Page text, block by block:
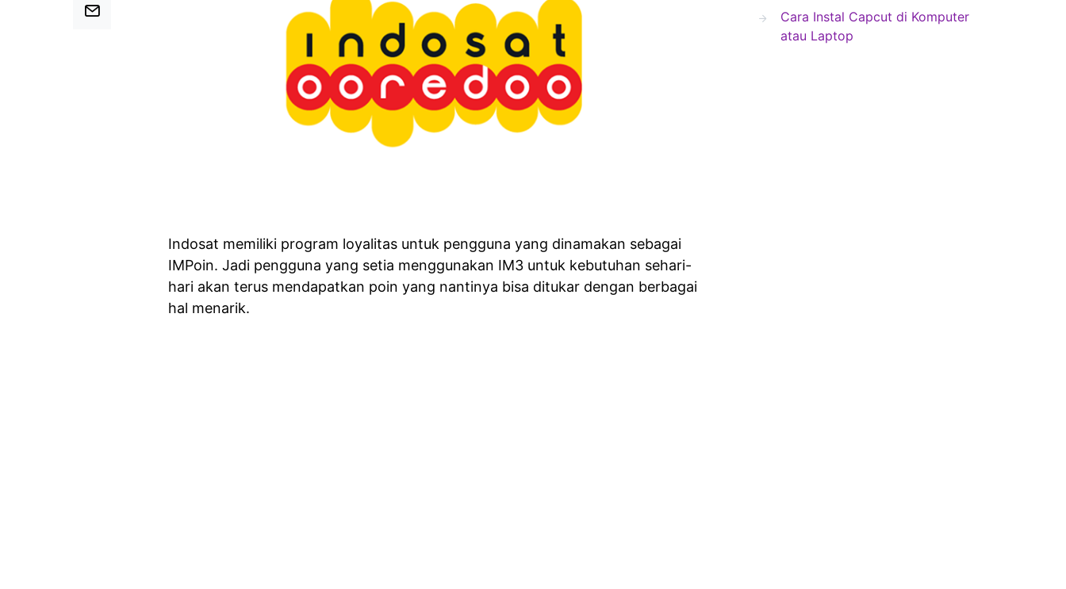
Indosat memiliki program loyalitas untuk pengguna yang dinamakan sebagai
IMPoin. Jadi pengguna yang setia menggunakan IM3 untuk kebutuhan sehari-
hari akan terus mendapatkan poin yang nantinya bisa ditukar dengan berbagai
hal menarik.
Cara Instal Capcut di Komputer
atau Laptop